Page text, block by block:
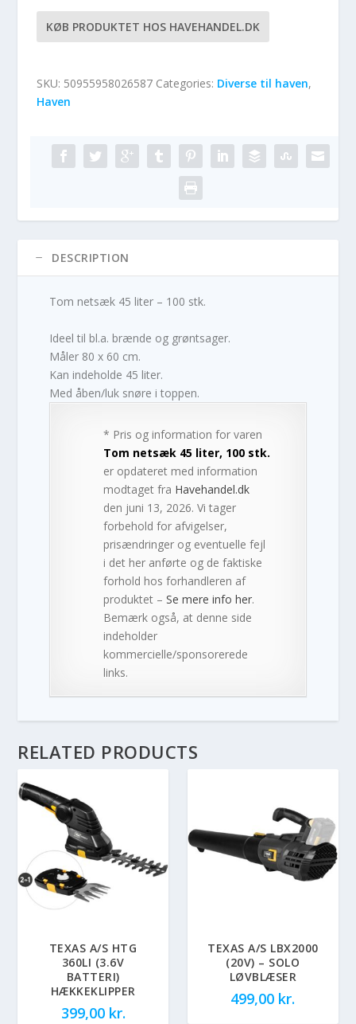
KØB PRODUKTET HOS HAVEHANDEL.DK
SKU: 50955958026587 Categories: Diverse til haven,
Haven
DESCRIPTION
Tom netsæk 45 liter – 100 stk.
Ideel til bl.a. brænde og grøntsager.
Måler 80 x 60 cm.
Kan indeholde 45 liter.
Med åben/luk snøre i toppen.
* Pris og information for varen
Tom netsæk 45 liter, 100 stk.
er opdateret med information
modtaget fra Havehandel.dk
den juni 13, 2026. Vi tager
forbehold for afvigelser,
prisændringer og eventuelle fejl
i det her anførte og de faktiske
forhold hos forhandleren af
produktet –Se mere info her.
Bemærk også, at denne side
indeholder
kommercielle/sponsorerede
links.
RELATED PRODUCTS
TEXAS A/S HTG
360LI (3.6V
BATTERI)
HÆKKEKLIPPER
399,00 kr.
TEXAS A/S LBX2000
(20V) – SOLO
LØVBLÆSER
499,00 kr.